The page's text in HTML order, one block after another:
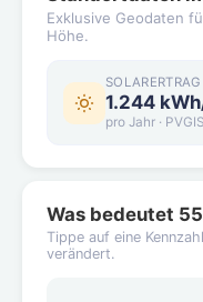
Exklusive Geodaten
Höhe.
SOLARERTRAG
1.244
pro Jahr · PVGIS
Was bedeutet
Tippe auf eine
verändert.